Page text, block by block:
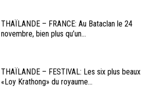
THAÏLANDE – FRANCE: Au Bataclan le 24
novembre, bien plus qu’un...
THAÏLANDE – FESTIVAL: Les six plus beaux
«Loy Krathong» du royaume...